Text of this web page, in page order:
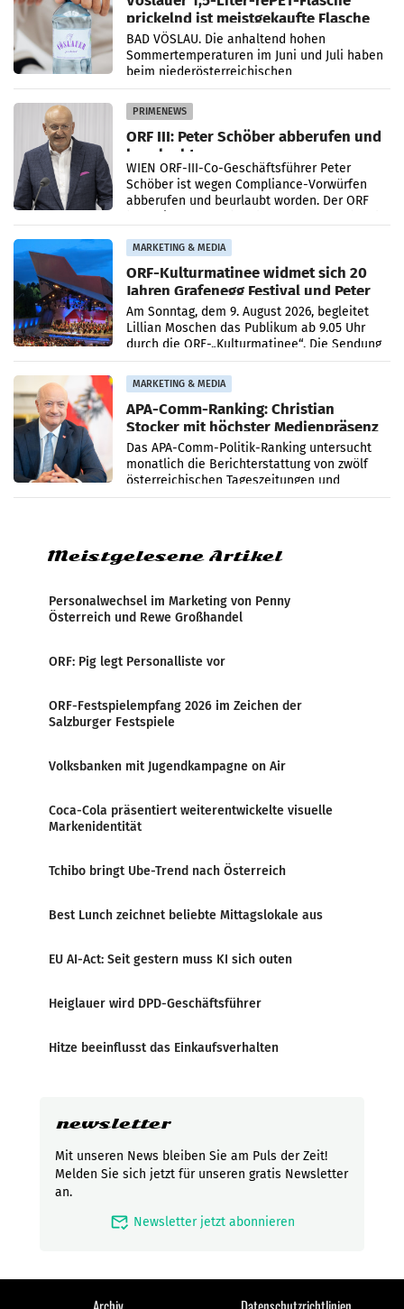
prickelnd ist meistgekaufte Flasche
Österreichs
BAD VÖSLAU. Die anhaltend hohen
Sommertemperaturen im Juni und Juli haben
beim niederösterreichischen
Getränkehersteller Vöslauer zu deutlichen
Absatzzuwächsen geführt. Während
PRIMENEWS
ORF III: Peter Schöber abberufen und
beurlaubt
WIEN ORF-III-Co-Geschäftsführer Peter
Schöber ist wegen Compliance-Vorwürfen
abberufen und beurlaubt worden. Der ORF
MARKETING & MEDIA
ORF-Kulturmatinee widmet sich 20
Jahren Grafenegg Festival und Peter
Simonischek
Am Sonntag, dem 9. August 2026, begleitet
Lillian Moschen das Publikum ab 9.05 Uhr
durch die ORF-„Kulturmatinee“. Die Sendung
startet mit der Dokumentation „20 Jahre
Grafenegg
MARKETING & MEDIA
APA-Comm-Ranking: Christian
Stocker mit höchster Medienpräsenz
im Juli
Das APA-Comm-Politik-Ranking untersucht
monatlich die Berichterstattung von zwölf
österreichischen Tageszeitungen und
analysiert, welche Politikerinnen und
Meistgelesene Artikel
Personalwechsel im Marketing von Penny
Österreich und Rewe Großhandel
ORF: Pig legt Personalliste vor
ORF-Festspielempfang 2026 im Zeichen der
Salzburger Festspiele
Volksbanken mit Jugendkampagne on Air
Coca-Cola präsentiert weiterentwickelte visuelle
Markenidentität
Tchibo bringt Ube-Trend nach Österreich
Best Lunch zeichnet beliebte Mittagslokale aus
EU AI-Act: Seit gestern muss KI sich outen
Heiglauer wird DPD-Geschäftsführer
Hitze beeinflusst das Einkaufsverhalten
newsletter
Mit unseren News bleiben Sie am Puls der Zeit!
Melden Sie sich jetzt für unseren gratis Newsletter
an.
mark_email_read Newsletter jetzt abonnieren